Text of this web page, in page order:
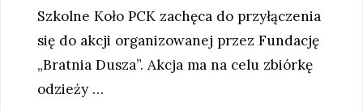
Szkolne Koło PCK zachęca do przyłączenia
się do akcji organizowanej przez Fundację
„Bratnia Dusza”. Akcja ma na celu zbiórkę
odzieży …